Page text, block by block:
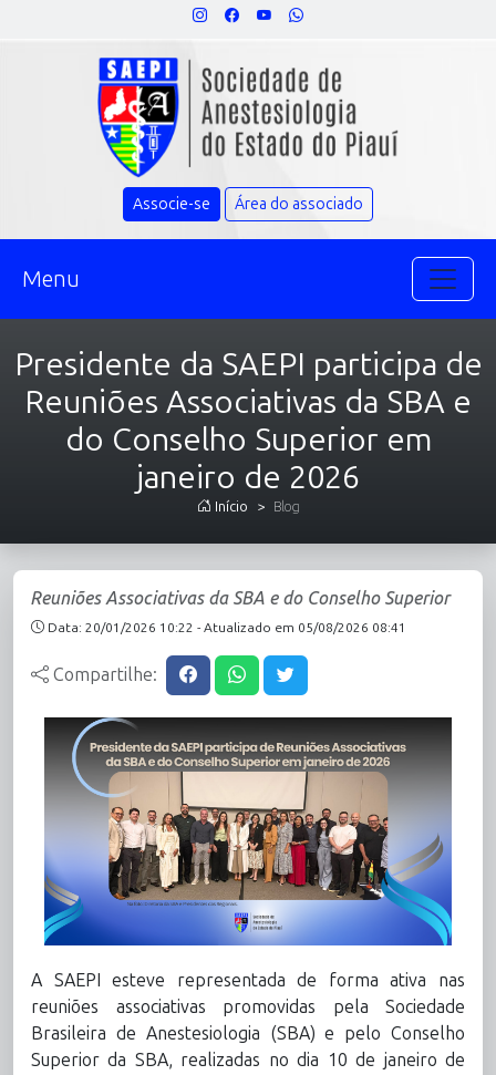
Associe-se Área do associado
Menu
Presidente da SAEPI participa de
Reuniões Associativas da SBA e
do Conselho Superior em
janeiro de 2026
Início Blog
Reuniões Associativas da SBA e do Conselho Superior
Data: 20/01/2026 10:22 - Atualizado em 05/08/2026 08:41
Compartilhe:
A SAEPI esteve representada de forma ativa nas
reuniões associativas promovidas pela Sociedade
Brasileira de Anestesiologia (SBA) e pelo Conselho
Superior da SBA, realizadas no dia 10 de janeiro de